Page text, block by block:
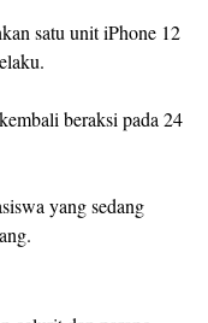
satu unit iPhone 12
beraksi pada 24
yang sedang